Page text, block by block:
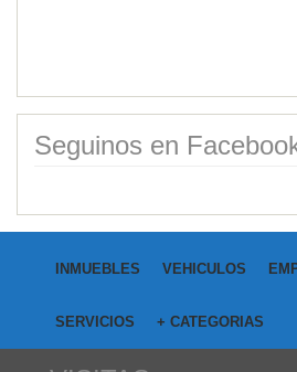
Seguinos en
INMUEBLES VEHICULOS
SERVICIOS + CATEGORIAS